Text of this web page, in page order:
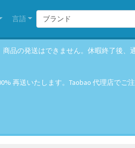
言語
品の発送はできません。休暇終了後、
再送いたします。Taobao 代理店でご